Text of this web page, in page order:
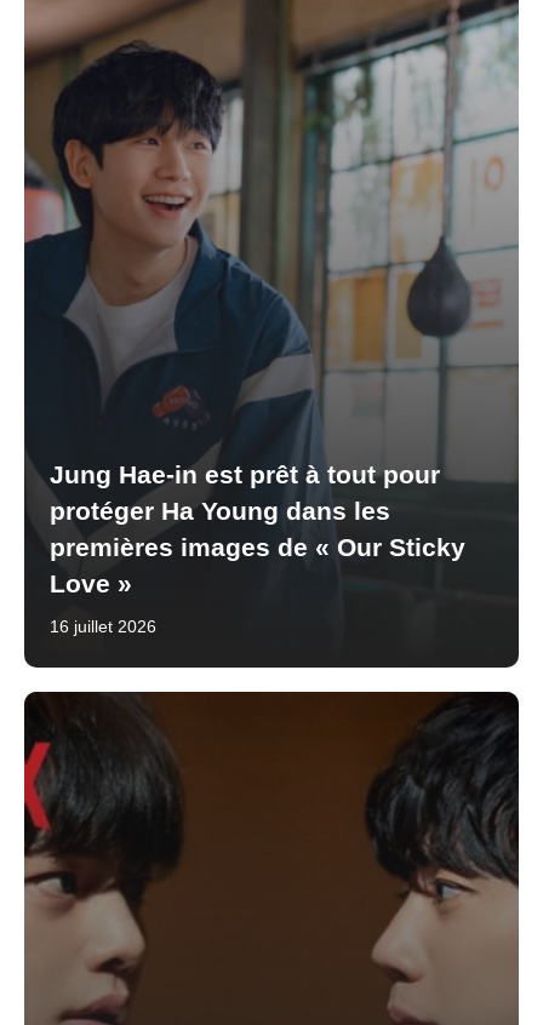
Jung Hae-in est prêt à tout pour
protéger Ha Young dans les
premières images de « Our Sticky
Love »
16 juillet 2026